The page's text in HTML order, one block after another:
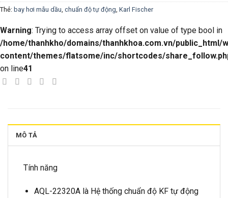
Thẻ: bay hơi mẫu dầu, chuẩn độ tự động, Karl Fischer
Warning: Trying to access array offset on value of type bool in
/home/thanhkho/domains/thanhkhoa.com.vn/public_html/
content/themes/flatsome/inc/shortcodes/
on line41
MÔ TẢ
Tính năng
AQL-22320A là Hệ thống chuẩn độ KF tự động